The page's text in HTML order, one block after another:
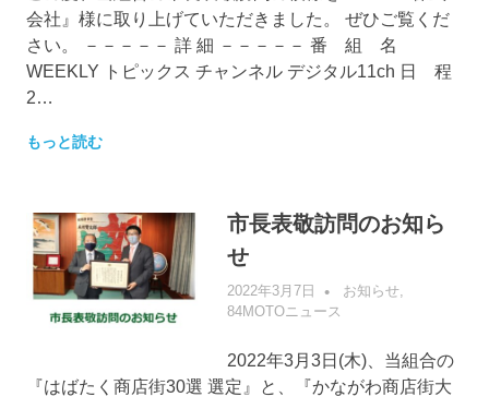
会社』様に取り上げていただきました。 ぜひご覧くだ
さい。 －－－－－ 詳 細 －－－－－ 番 組 名
WEEKLY トピックス チャンネル デジタル11ch 日 程
2…
もっと読む
市長表敬訪問のお知ら
せ
2022年3月7日 管理者
お知らせ
84MOTOニュース
2022年3月3日(木)、当組合の
『はばたく商店街30選 選定』と、『かながわ商店街大